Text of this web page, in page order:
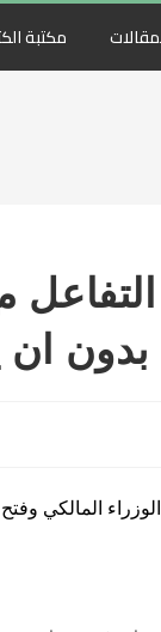
مكتبة
ان
المالكي